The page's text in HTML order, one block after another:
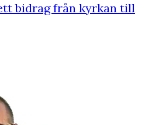
bidrag från kyrkan till